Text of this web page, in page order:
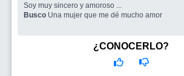
Soy muy sincero y amoroso ...
Busco Una mujer que me dé mucho amor
¿CONOCERLO?